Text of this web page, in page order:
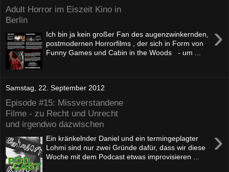
Adult Horror im Eiszeit Kino in
Berlin
›
Ich bin ja kein großer Fan des augenzwinkernden,
postmodernen Horrorfilms , der sich in Form von
Funny Games und Cabin in the Woods - um ...
Samstag, 22. September 2012
Episode #15: Missverstandene
Filme - zu Recht und Unrecht
und irgendwo dazwischen
›
Ein kränkelnder Daniel und ein termingeplagter
Lohmi sind nur zwei Gründe dafür, dass wir diese
Woche mit dem Podcast etwas improvisieren ...